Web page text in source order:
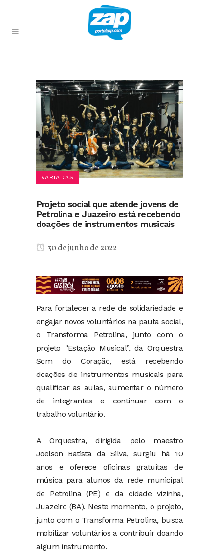
VARIADAS
Projeto social que atende jovens de
Petrolina e Juazeiro está recebendo
doações de instrumentos musicais
30 de junho de 2022
Para fortalecer a rede de solidariedade e
engajar novos voluntários na pauta social,
o Transforma Petrolina, junto com o
projeto “Estação Musical”, da Orquestra
Som do Coração, está recebendo
doações de instrumentos musicais para
qualificar as aulas, aumentar o número
de integrantes e continuar com o
trabalho voluntário.
A Orquestra, dirigida pelo maestro
Joelson Batista da Silva, surgiu há 10
anos e oferece oficinas gratuitas de
música para alunos da rede municipal
de Petrolina (PE) e da cidade vizinha,
Juazeiro (BA). Neste momento, o projeto,
junto com o Transforma Petrolina, busca
mobilizar voluntários a contribuir doando
algum instrumento.